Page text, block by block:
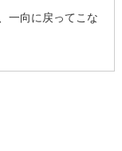
一向に戻ってこな